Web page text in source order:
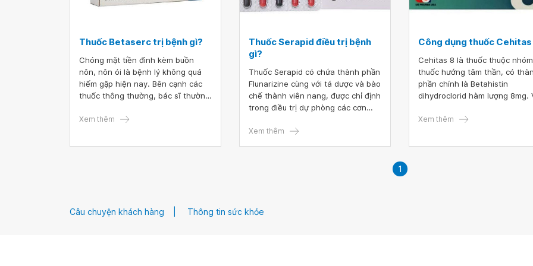
Thuốc Betaserc trị bệnh gì?
Chóng mặt tiền đình kèm buồn
nôn, nôn ói là bệnh lý không quá
hiếm gặp hiện nay. Bên cạnh các
thuốc thông thường, bác sĩ thường
tình trạng này.
Xem thêm
Thuốc Serapid điều trị bệnh
gì?
Thuốc Serapid có chứa thành phần
Flunarizine cùng với tá dược và bào
chế thành viên nang, được chỉ định
trong điều trị dự phòng các cơn
chóng mặt do rối loạn tiền đình.
cần tìm hiểu kỹ lưỡng trước khi sử
Xem thêm
Công dụng thuốc
Cehitas 8 là thuốc thuộc nhóm
thuốc hướng tâm thần, có
phần chính là Betahistin
dihydroclorid hàm lượng 8mg.
Cách sử dụng thuốc với liều
Xem thêm
1
Câu chuyện khách hàng Thông tin sức khỏe